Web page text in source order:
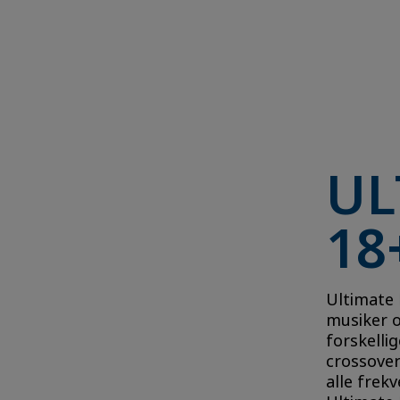
Ultimate
musiker
alle